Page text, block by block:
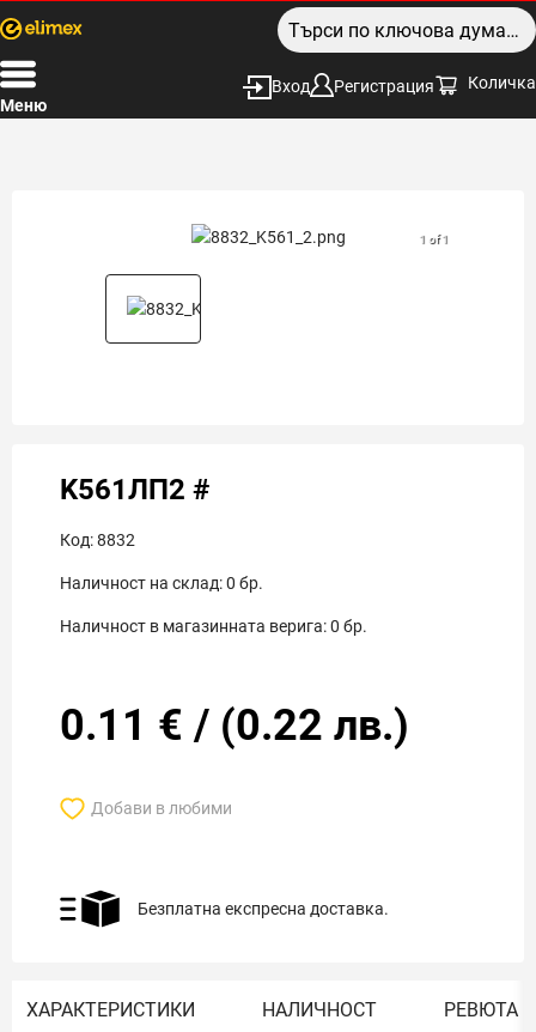
Меню
Вход Регистрация Количка
1 of 1
K561ЛП2 #
Код:8832
Наличност на склад:0 бр.
Наличност в магазинната верига:0 бр.
0.11 € / (0.22 лв.)
Добави в любими
Безплатна експресна доставка.
ХАРАКТЕРИСТИКИ НАЛИЧНОСТ РЕВЮТА